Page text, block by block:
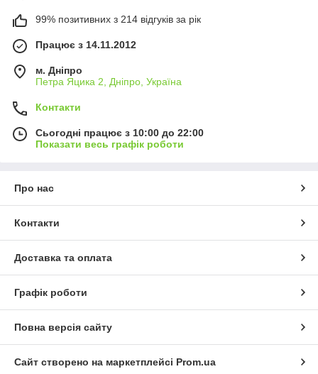
99% позитивних з 214 відгуків за рік
Працює з 14.11.2012
м. Дніпро
Петра Яцика 2, Дніпро, Україна
Контакти
Сьогодні працює з 10:00 до 22:00
Показати весь графік роботи
Про нас
Контакти
Доставка та оплата
Графік роботи
Повна версія сайту
Сайт створено на маркетплейсі Prom.ua